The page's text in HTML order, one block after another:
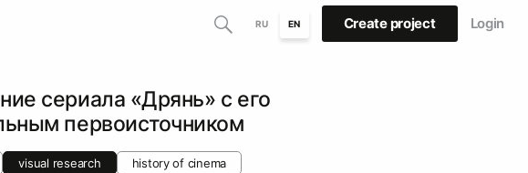
RU EN Create project Login
сериала «Дрянь» с его
первоисточником
visual research
history of cinema